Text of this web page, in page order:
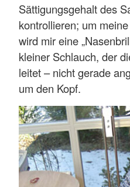
Sättigungsgehalt des
kontrollieren; um
wird mir eine
kleiner Schlauch, der
leitet – nicht gerade
um den Kopf.